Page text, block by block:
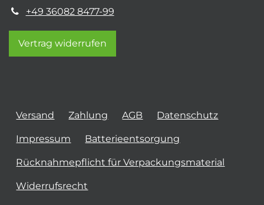
+49 36082 8477-99
Vertrag widerrufen
Versand Zahlung AGB Datenschutz
Impressum Batterieentsorgung
Rücknahmepflicht für Verpackungsmaterial
Widerrufsrecht